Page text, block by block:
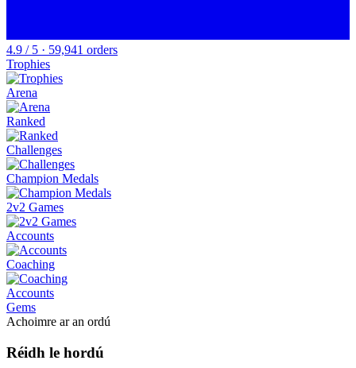
4.9 / 5 · 59,941 orders
Trophies
Arena
Ranked
Challenges
Champion Medals
2v2 Games
Accounts
Coaching
Accounts
Gems
Achoimre ar an ordú
Réidh le hordú